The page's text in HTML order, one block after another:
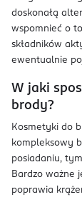
doskonałą
wspomnieć o
składników
ewentualnie
W jaki
brody?
Kosmetyki do
kompleksowy
posiadaniu,
Bardzo ważne
poprawia